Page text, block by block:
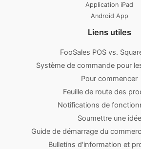
Application iPad
Android App
Liens utiles
FooSales POS vs.
Système de commande pour
Pour commencer
Feuille de route des
Notifications de
Soumettre une idée
Guide de démarrage du
Bulletins d'information et